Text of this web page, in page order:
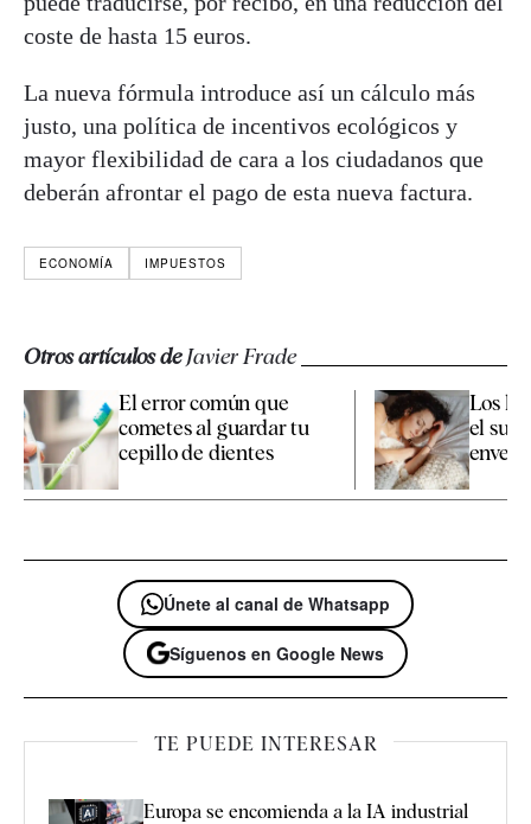
coste de hasta 15 euros.
La nueva fórmula introduce así un cálculo más
justo, una política de incentivos ecológicos y
mayor flexibilidad de cara a los ciudadanos que
deberán afrontar el pago de esta nueva factura.
ECONOMÍA IMPUESTOS
Otros artículos deJavier Frade
El error común que
cometes al guardar tu
cepillo de dientes
Los
el
Únete al canal de Whatsapp
Síguenos en Google News
TE PUEDE INTERESAR
Europa se encomienda a la IA industrial